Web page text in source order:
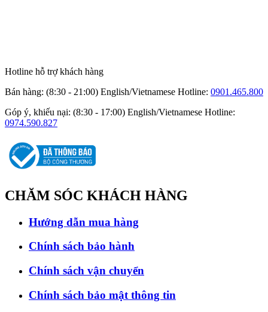
Hotline hỗ trợ khách hàng
Bán hàng: (8:30 - 21:00) English/Vietnamese Hotline: 0901.465.800
Góp ý, khiếu nại: (8:30 - 17:00) English/Vietnamese Hotline:
0974.590.827
CHĂM SÓC KHÁCH HÀNG
Hướng dẫn mua hàng
Chính sách bảo hành
Chính sách vận chuyển
Chính sách bảo mật thông tin